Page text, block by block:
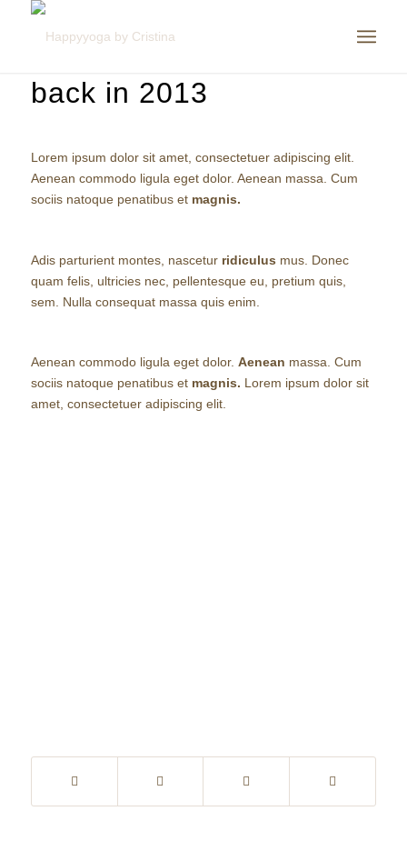
back in 2013
Lorem ipsum dolor sit amet, consectetuer adipiscing elit.
Aenean commodo ligula eget dolor. Aenean massa. Cum
sociis natoque penatibus et magnis.
Adis parturient montes, nascetur ridiculus mus. Donec
quam felis, ultricies nec, pellentesque eu, pretium quis,
sem. Nulla consequat massa quis enim.
Aenean commodo ligula eget dolor. Aenean massa. Cum
sociis natoque penatibus et magnis. Lorem ipsum dolor sit
amet, consectetuer adipiscing elit.